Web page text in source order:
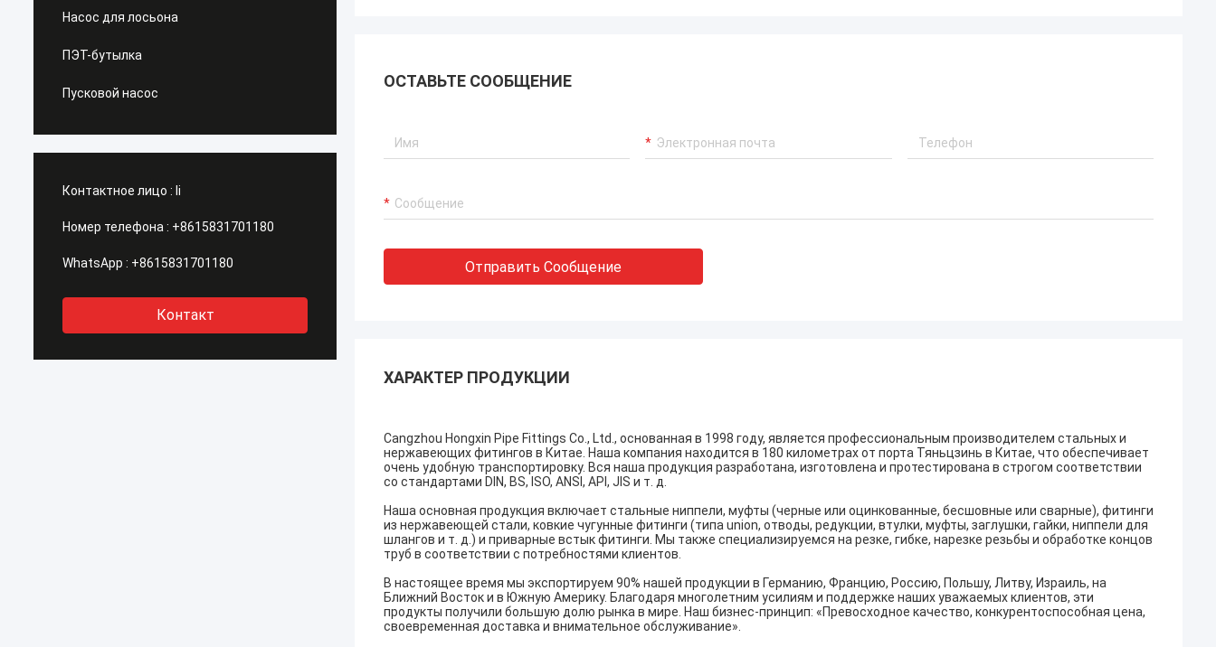
Насос для лосьона
ПЭТ-бутылка
Пусковой насос
Контактное лицо : li
Номер телефона : +8615831701180
WhatsApp : +8615831701180
Контакт
ОСТАВЬТЕ СООБЩЕНИЕ
Отправить Сообщение
ХАРАКТЕР ПРОДУКЦИИ
Cangzhou Hongxin Pipe Fittings Co., Ltd., основанная в 1998 году, является профессиональным производителем стальных и
нержавеющих фитингов в Китае. Наша компания находится в 180 километрах от порта Тяньцзинь в Китае, что обеспечивает
очень удобную транспортировку. Вся наша продукция разработана, изготовлена и протестирована в строгом соответствии
со стандартами DIN, BS, ISO, ANSI, API, JIS и т. д.
Наша основная продукция включает стальные ниппели, муфты (черные или оцинкованные, бесшовные или сварные), фитинги
из нержавеющей стали, ковкие чугунные фитинги (типа union, отводы, редукции, втулки, муфты, заглушки, гайки, ниппели для
шлангов и т. д.) и приварные встык фитинги. Мы также специализируемся на резке, гибке, нарезке резьбы и обработке концов
труб в соответствии с потребностями клиентов.
В настоящее время мы экспортируем 90% нашей продукции в Германию, Францию, Россию, Польшу, Литву, Израиль, на
Ближний Восток и в Южную Америку. Благодаря многолетним усилиям и поддержке наших уважаемых клиентов, эти
продукты получили большую долю рынка в мире. Наш бизнес-принцип: «Превосходное качество, конкурентоспособная цена,
своевременная доставка и внимательное обслуживание».